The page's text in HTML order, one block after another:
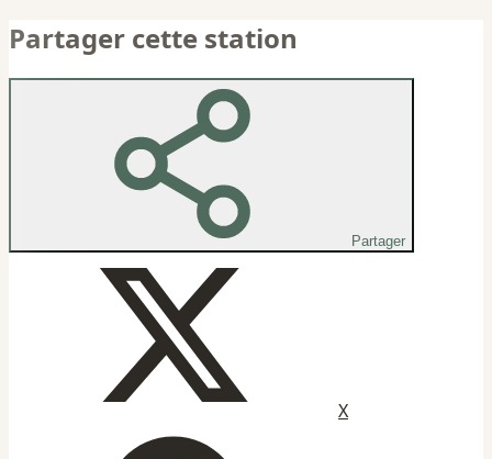
Partager cette station
Partager
X